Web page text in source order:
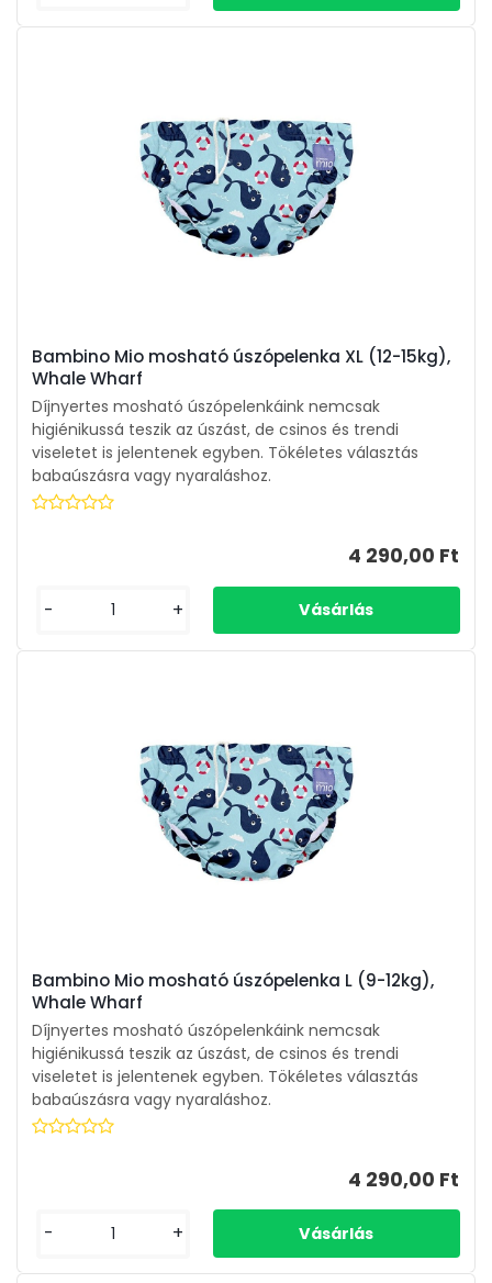
Bambino Mio mosható úszópelenka XL (12-15kg),
Whale Wharf
Díjnyertes mosható úszópelenkáink nemcsak
higiénikussá teszik az úszást, de csinos és trendi
viseletet is jelentenek egyben. Tökéletes választás
babaúszásra vagy nyaraláshoz.
4 290,00 Ft
- +
Bambino Mio mosható úszópelenka L (9-12kg),
Whale Wharf
Díjnyertes mosható úszópelenkáink nemcsak
higiénikussá teszik az úszást, de csinos és trendi
viseletet is jelentenek egyben. Tökéletes választás
babaúszásra vagy nyaraláshoz.
4 290,00 Ft
- +